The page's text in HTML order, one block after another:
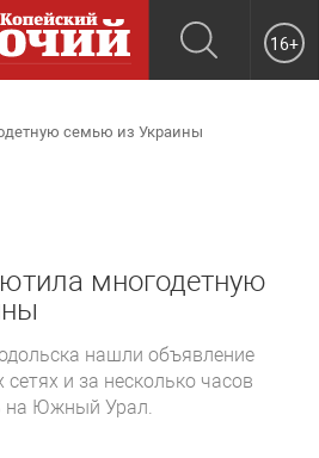
16+
семью из Украины
многодетную
нашли объявление
и за несколько часов
на Южный Урал.